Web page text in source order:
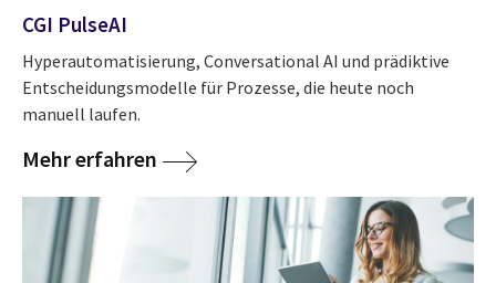
CGI PulseAI
Hyperautomatisierung, Conversational AI und prädiktive
Entscheidungsmodelle für Prozesse, die heute noch
manuell laufen.
Mehr erfahren